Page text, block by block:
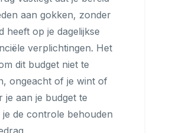
aan gokken, zonder
heeft op je dagelijkse
verplichtingen. Het
dit budget niet te
ongeacht of je wint of
je aan je budget te
de controle behouden